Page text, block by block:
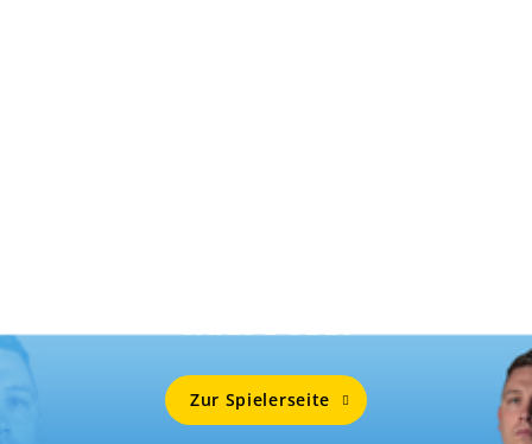
CHRIS DOBEY
Zur Spielerseite